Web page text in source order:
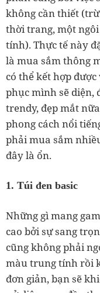
không cần thiết
thời trang, một
tính). Thực tế này
là mua sắm thông
có thể kết hợp
phục mình sẽ diện,
trendy, đẹp mắt
phong cách nổi
phải mua sắm
đây là ổn.
1. Túi đen basic
Những gì mang
cao bởi sự sang
cũng không phải
màu trung tính rồi
đơn giản, bạn sẽ